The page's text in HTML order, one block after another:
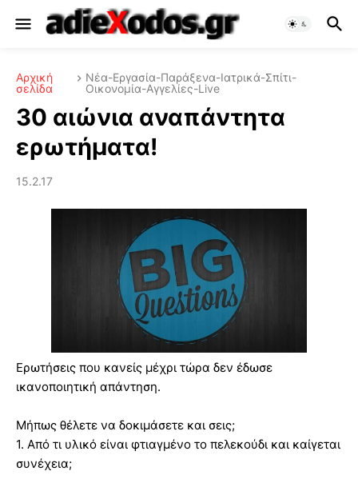
Αρχική
σελίδα
Νέα-Εργασία-Παράξενα-Ιατρικά-Σπίτι-
Οικονομία-Αγγελίες-Live
30 αιώνια αναπάντητα
ερωτήματα!
15.2.17
Ερωτήσεις που κανείς μέχρι τώρα δεν έδωσε
ικανοποιητική απάντηση.
Μήπως θέλετε να δοκιμάσετε και σεις;
1. Από τι υλικό είναι φτιαγμένο το πελεκούδι και καίγεται
συνέχεια;